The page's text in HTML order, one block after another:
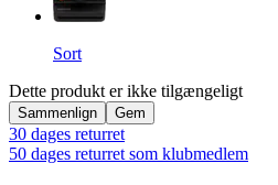
Sort
Dette produkt er ikke tilgængeligt
Sammenlign Gem
30 dages returret
50 dages returret som klubmedlem